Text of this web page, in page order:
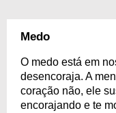
Medo
O medo está em
desencoraja. A
coração não, ele
encorajando e te